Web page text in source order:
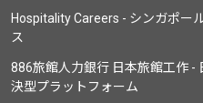
Hospitality Careers - シンガポー
ス
886旅館人力銀行 日本旅館工作 -
決型プラットフォーム